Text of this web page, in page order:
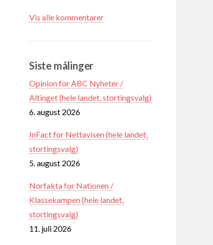
Vis alle kommentarer
Siste målinger
Opinion for ABC Nyheter /
Altinget (hele landet, stortingsvalg)
6. august 2026
InFact for Nettavisen (hele landet,
stortingsvalg)
5. august 2026
Norfakta for Nationen /
Klassekampen (hele landet,
stortingsvalg)
11. juli 2026